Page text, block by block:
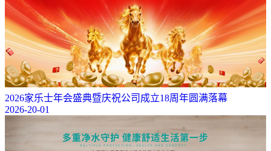
2026家乐士年会盛典暨庆祝公司成立18周年圆满落幕
2026-20-01